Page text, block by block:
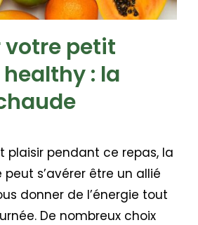
votre petit
: la
plaisir pendant ce repas, la
s’avérer être un allié
donner de l’énergie tout
De nombreux choix